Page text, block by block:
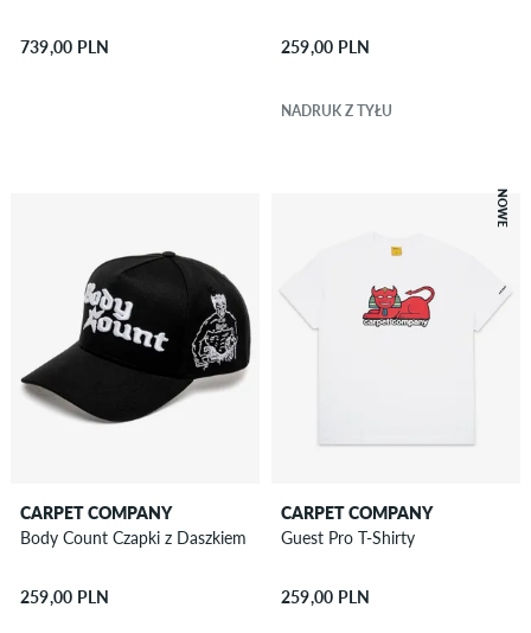
739,00 PLN 259,00 PLN
NADRUK Z TYŁU
CARPET COMPANY
Body Count Czapki z Daszkiem
259,00 PLN
NOWE
CARPET COMPANY
Guest Pro T-Shirty
259,00 PLN